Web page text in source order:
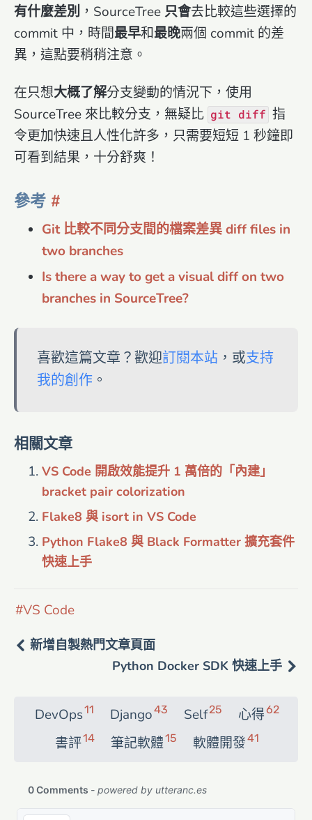
有什麼差別 ，SourceTree只會去比較這些選擇的
commit 中，時間最早和最晚兩個 commit 的差
異，這點要稍稍注意。
在只想大概了解分支變動的情況下，使用
SourceTree 來比較分支，無疑比 git diff 指
令更加快速且人性化許多，只需要短短 1 秒鐘即
可看到結果，十分舒爽！
參考
Git 比較不同分支間的檔案差異 diff files in
two branches
Is there a way to get a visual diff on two
branches in SourceTree?
喜歡這篇文章？歡迎訂閱本站，或支持
我的創作。
相關文章
VS Code 開啟效能提升 1 萬倍的「內建」
bracket pair colorization
Flake8 與 isort in VS Code
Python Flake8 與 Black Formatter 擴充套件
快速上手
VS Code
新增自製熱門文章頁面
Python Docker SDK 快速上手
DevOps11 Django43 Self25 心得62
書評14 筆記軟體15 軟體開發41